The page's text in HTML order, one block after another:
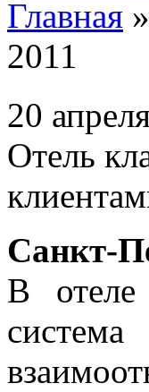
Главная »
2011
20
Отель
Санкт-
В